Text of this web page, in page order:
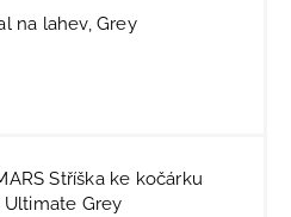
na lahev, Grey
Stříška ke kočárku
Grey